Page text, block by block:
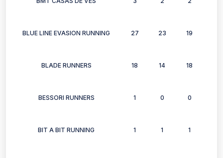
BLUE LINE EVASION RUNNING 27 23 19
BLADE RUNNERS 18 14 18
BESSORI RUNNERS 1 0 0
BIT A BIT RUNNING 1 1 1